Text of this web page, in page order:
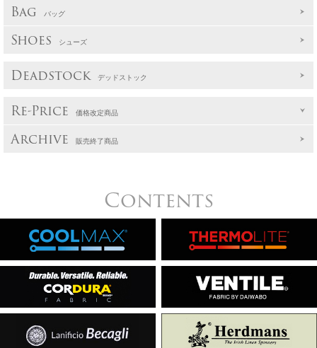
Bag バッグ
Shoes シューズ
Deadstock デッドストック
Re-Price 価格改定商品
Archive 販売終了商品
Contents